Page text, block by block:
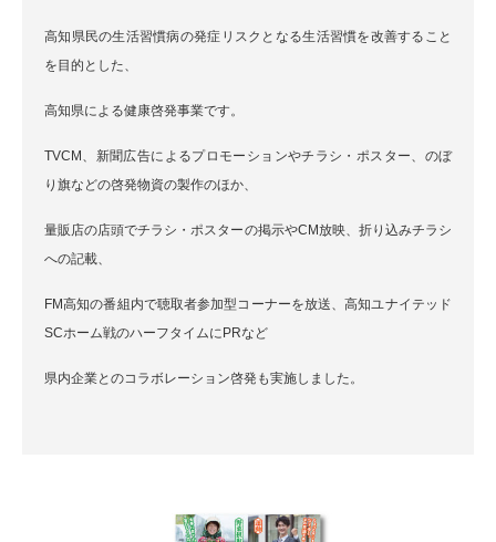
高知県民の生活習慣病の発症リスクとなる生活習慣を改善すること
を目的とした、
高知県による健康啓発事業です。
TVCM、新聞広告によるプロモーションやチラシ・ポスター、のぼ
り旗などの啓発物資の製作のほか、
量販店の店頭でチラシ・ポスターの掲示やCM放映、折り込みチラシ
への記載、
FM高知の番組内で聴取者参加型コーナーを放送、高知ユナイテッド
SCホーム戦のハーフタイムにPRなど
県内企業とのコラボレーション啓発も実施しました。